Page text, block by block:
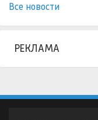
Все новости
РЕКЛАМА